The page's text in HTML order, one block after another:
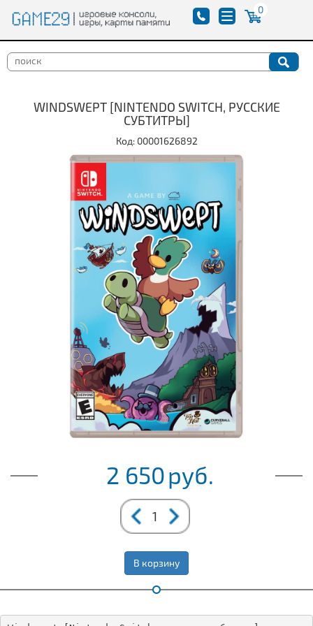
0
WINDSWEPT [NINTENDO SWITCH, РУССКИЕ
СУБТИТРЫ]
Код: 00001626892
2 650руб.
В корзину